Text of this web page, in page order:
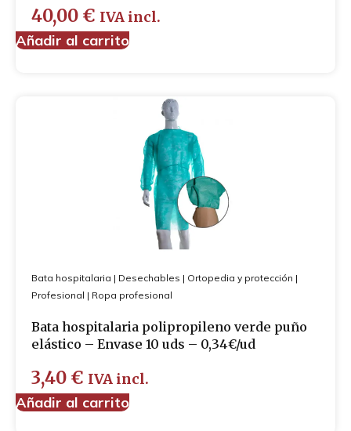
40,00 € IVA incl.
Añadir al carrito
Bata hospitalaria | Desechables | Ortopedia y protección |
Profesional | Ropa profesional
Bata hospitalaria polipropileno verde puño
elástico – Envase 10 uds – 0,34€/ud
3,40 € IVA incl.
Añadir al carrito